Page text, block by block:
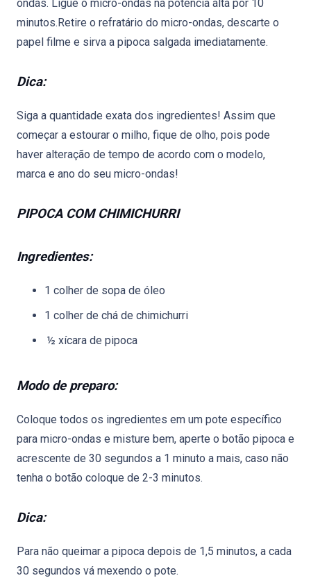
ondas. Ligue o micro-ondas na potência alta por 10
minutos.Retire o refratário do micro-ondas, descarte o
papel filme e sirva a pipoca salgada imediatamente.
Dica:
Siga a quantidade exata dos ingredientes! Assim que
começar a estourar o milho, fique de olho, pois pode
haver alteração de tempo de acordo com o modelo,
marca e ano do seu micro-ondas!
PIPOCA COM CHIMICHURRI
Ingredientes:
1 colher de sopa de óleo
1 colher de chá de chimichurri
½ xícara de pipoca
Modo de preparo:
Coloque todos os ingredientes em um pote específico
para micro-ondas e misture bem, aperte o botão pipoca e
acrescente de 30 segundos a 1 minuto a mais, caso não
tenha o botão coloque de 2-3 minutos.
Dica:
Para não queimar a pipoca depois de 1,5 minutos, a cada
30 segundos vá mexendo o pote.